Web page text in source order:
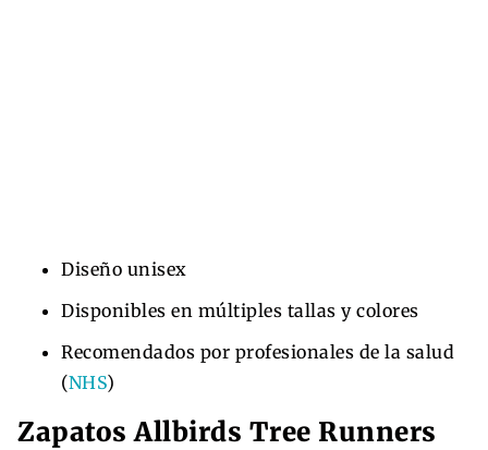
Diseño unisex
Disponibles en múltiples tallas y colores
Recomendados por profesionales de la salud
(NHS)
Zapatos Allbirds Tree Runners